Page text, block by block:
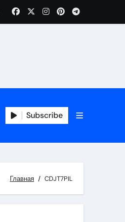
Subscribe
Главная CDJT7PIL